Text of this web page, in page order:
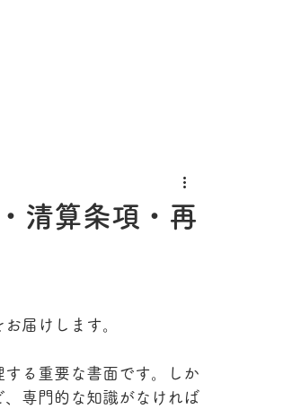
清算条項・再
届けします。
る重要な書面です。しか
専門的な知識がなければ